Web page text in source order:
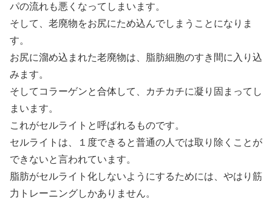
パの流れも悪くなってしまいます。
そして、老廃物をお尻にため込んでしまうことになりま
す。
お尻に溜め込まれた老廃物は、脂肪細胞のすき間に入り込
みます。
そしてコラーゲンと合体して、カチカチに凝り固まってし
まいます。
これがセルライトと呼ばれるものです。
セルライトは、１度できると普通の人では取り除くことが
できないと言われています。
脂肪がセルライト化しないようにするためには、やはり筋
力トレーニングしかありません。